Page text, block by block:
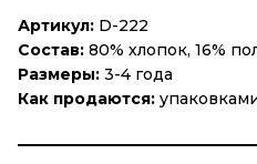
Артикул: D-222
Состав: 80% хлопок, 16%
Размеры: 3-4 года
Как продаются: